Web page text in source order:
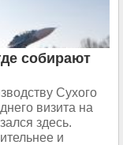
собирают
Сухого
визита на
здесь.
и